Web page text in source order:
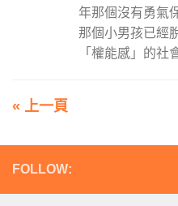
年那個沒有勇氣
那個小男孩已經
「權能感」的社
« 上一頁
FOLLOW: